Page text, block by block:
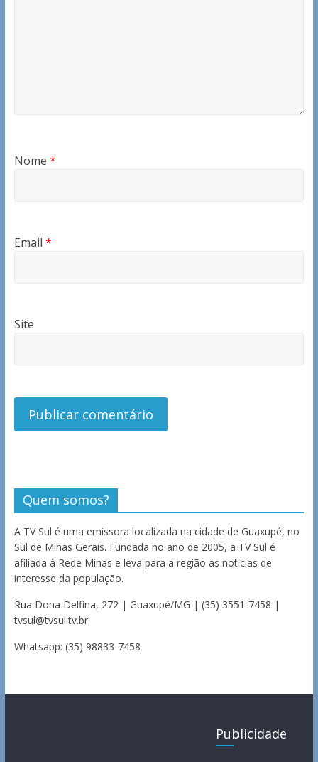
Nome *
Email *
Site
Quem somos?
A TV Sul é uma emissora localizada na cidade de Guaxupé, no
Sul de Minas Gerais. Fundada no ano de 2005, a TV Sul é
afiliada à Rede Minas e leva para a região as notícias de
interesse da população.
Rua Dona Delfina, 272 | Guaxupé/MG | (35) 3551-7458 |
tvsul@tvsul.tv.br
Whatsapp: (35) 98833-7458
Publicidade